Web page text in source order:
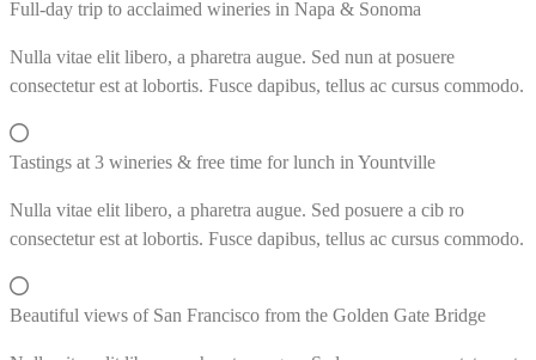
Full-day trip to acclaimed wineries in Napa & Sonoma
Nulla vitae elit libero, a pharetra augue. Sed nun at posuere
consectetur est at lobortis. Fusce dapibus, tellus ac cursus commodo.
Tastings at 3 wineries & free time for lunch in Yountville
Nulla vitae elit libero, a pharetra augue. Sed posuere a cib ro
consectetur est at lobortis. Fusce dapibus, tellus ac cursus commodo.
Beautiful views of San Francisco from the Golden Gate Bridge